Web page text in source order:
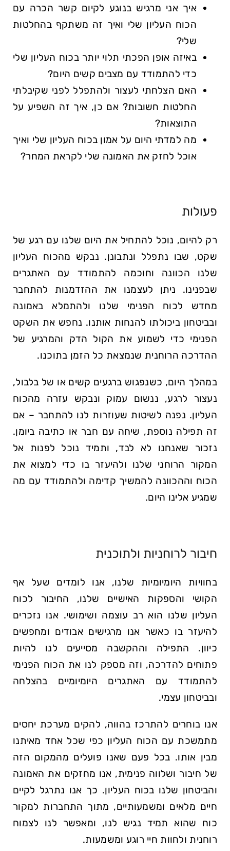
איך אני מרגיש בנוגע לקיום קשר הכרה עם
הכוח העליון שלי ואיך זה משתקף בהחלטות
שלי?
באיזה אופן הפכתי תלוי יותר בכוח העליון שלי
כדי להתמודד עם מצבים קשים היום?
האם הצלחתי לעצור ולהתפלל לפני שקיבלתי
החלטות חשובות? אם כן, איך זה השפיע על
התוצאות?
מה למדתי היום על אמון בכוח העליון שלי ואיך
אוכל לחזק את האמונה שלי לקראת המחר?
פעולות
רק להיום, נוכל להתחיל את היום שלנו עם רגע של
שקט, שבו נתפלל ונתבונן. נבקש מהכוח העליון
שלנו הכוונה וחוכמה להתמודד עם האתגרים
שבפנינו. ניתן לעצמנו את ההזדמנות להתחבר
מחדש לכוח הפנימי שלנו ולהתמלא באמונה
ובביטחון ביכולתו להנחות אותנו. נחפש את השקט
הפנימי כדי לשמוע את הקול הדק והמרגיע של
ההדרכה הרוחנית שנמצאת כל הזמן בתוכנו.
במהלך היום, כשנפגוש ברגעים קשים או של בלבול,
נעצור לרגע, ננשום עמוק ונבקש עזרה מהכוח
העליון. נפנה לשיטות שעוזרות לנו להתחבר – אם
זה תפילה נוספת, שיחה עם חבר או כתיבה ביומן.
נזכור שאנחנו לא לבד, ותמיד נוכל לפנות אל
המקור הרוחני שלנו ולהיעזר בו כדי למצוא את
הכוח וההכוונה להמשיך קדימה ולהתמודד עם מה
שמגיע אלינו היום.
חיבור לרוחניות ולתוכנית
בחוויות היומיומיות שלנו, אנו לומדים שעל אף
הקושי והספקות האישיים שלנו, החיבור לכוח
העליון שלנו הוא רב עוצמה ושימושי. אנו נזכרים
להיעזר בו כאשר אנו מרגישים אבודים ומחפשים
כיוון. התפילה וההקשבה מסייעים לנו להיות
פתוחים להדרכה, וזה מספק לנו את הכוח הפנימי
להתמודד עם האתגרים היומיומיים בהצלחה
ובביטחון עצמי.
אנו בוחרים להתרכז בהווה, להקים מערכת יחסים
מתמשכת עם הכוח העליון כפי שכל אחד מאיתנו
מבין אותו. בכל פעם שאנו פועלים מהמקום הזה
של חיבור ושלווה פנימית, אנו מחזקים את האמונה
והביטחון שלנו בכוח העליון. כך אנו נתרגל לקיים
חיים מלאים ומשמעותיים, מתוך התחברות למקור
כוח שהוא תמיד נגיש לנו, ומאפשר לנו לצמוח
רוחנית ולחוות חיי רוגע ומשמעות.